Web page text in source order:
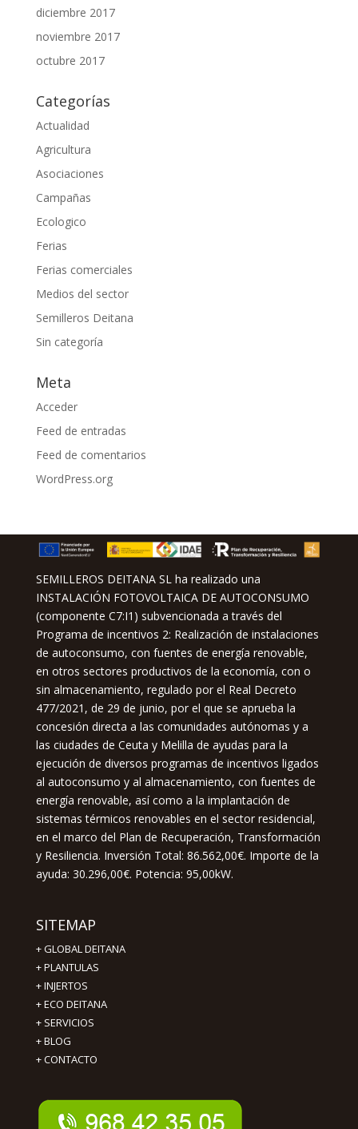
diciembre 2017
noviembre 2017
octubre 2017
Categorías
Actualidad
Agricultura
Asociaciones
Campañas
Ecologico
Ferias
Ferias comerciales
Medios del sector
Semilleros Deitana
Sin categoría
Meta
Acceder
Feed de entradas
Feed de comentarios
WordPress.org
SEMILLEROS DEITANA SL ha realizado una
INSTALACIÓN FOTOVOLTAICA DE AUTOCONSUMO
(componente C7:I1) subvencionada a través del
Programa de incentivos 2: Realización de instalaciones
de autoconsumo, con fuentes de energía renovable,
en otros sectores productivos de la economía, con o
sin almacenamiento, regulado por el Real Decreto
477/2021, de 29 de junio, por el que se aprueba la
concesión directa a las comunidades autónomas y a
las ciudades de Ceuta y Melilla de ayudas para la
ejecución de diversos programas de incentivos ligados
al autoconsumo y al almacenamiento, con fuentes de
energía renovable, así como a la implantación de
sistemas térmicos renovables en el sector residencial,
en el marco del Plan de Recuperación, Transformación
y Resiliencia. Inversión Total: 86.562,00€. Importe de la
ayuda: 30.296,00€. Potencia: 95,00kW.
SITEMAP
+GLOBAL DEITANA
+PLANTULAS
+INJERTOS
+ECO DEITANA
+ SERVICIOS
+BLOG
+CONTACTO